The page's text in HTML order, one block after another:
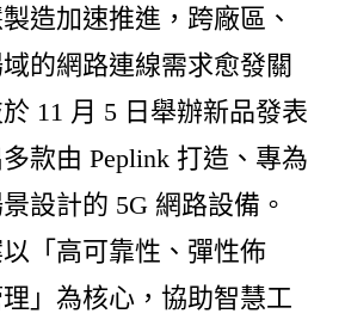
加速推進，跨廠區、
的網路連線需求愈發關
11 月 5 日舉辦新品發表
款由 Peplink 打造、專為
設計的 5G 網路設備。
「高可靠性、彈性佈
」為核心，協助智慧工